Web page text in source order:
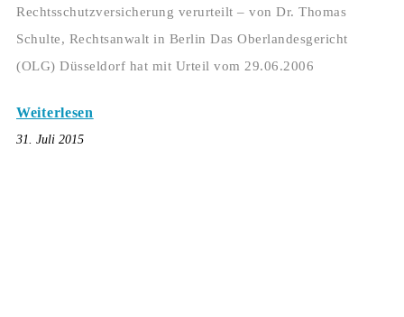
Rechtsschutzversicherung verurteilt – von Dr. Thomas
Schulte, Rechtsanwalt in Berlin Das Oberlandesgericht
(OLG) Düsseldorf hat mit Urteil vom 29.06.2006
Weiterlesen
31. Juli 2015